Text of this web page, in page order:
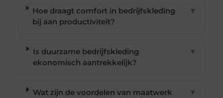
Hoe draagt comfort in bedrijfskleding
bij aan productiviteit?
▼
Is duurzame bedrijfskleding
ekonomisch aantrekkelijk?
▼
Wat zijn de voordelen van maatwerk
▼